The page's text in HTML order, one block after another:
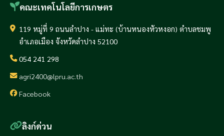
คณะเทคโนโลยีการเกษตร
119 หมู่ที่ 9 ถนนลำปาง - แม่ทะ (บ้านหนองหัวหงอก) ตำบลชมพู
อำเภอเมือง จังหวัดลำปาง 52100
054 241 298
agri2400@lpru.ac.th
Facebook
ลิงก์ด่วน